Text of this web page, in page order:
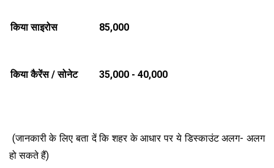
किया साइरोस ₹85,000
किया कैरेंस / सोनेट ₹35,000 - ₹40,000
(जानकारी के लिए बता दें कि शहर के आधार पर ये डिस्काउंट अलग- अलग
हो सकते हैं)